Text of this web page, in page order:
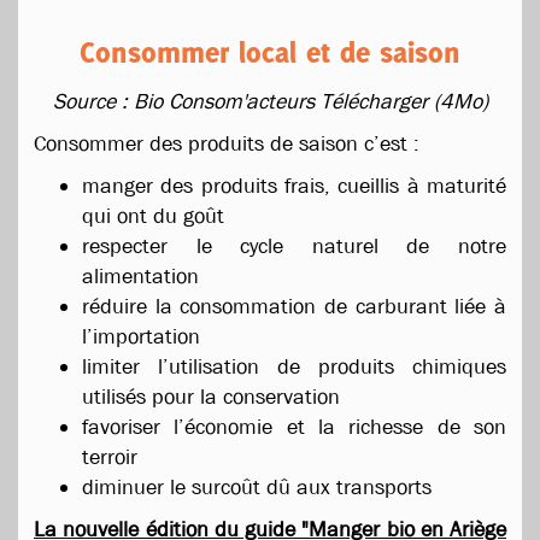
Consommer local et de saison
Source : Bio Consom'acteurs Télécharger (4Mo)
Consommer des produits de saison c’est :
manger des produits frais, cueillis à maturité
qui ont du goût
respecter le cycle naturel de notre
alimentation
réduire la consommation de carburant liée à
l’importation
limiter l’utilisation de produits chimiques
utilisés pour la conservation
favoriser l’économie et la richesse de son
terroir
diminuer le surcoût dû aux transports
La nouvelle édition du guide "Manger bio en Ariège